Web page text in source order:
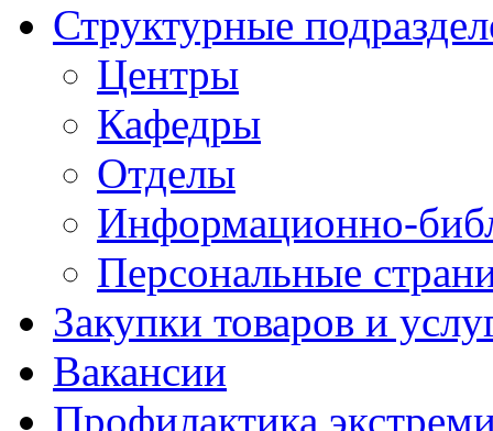
Структурные
Центры
Кафедры
Отделы
Информационно-
Персональные
Закупки товаров и
Вакансии
Профилактика